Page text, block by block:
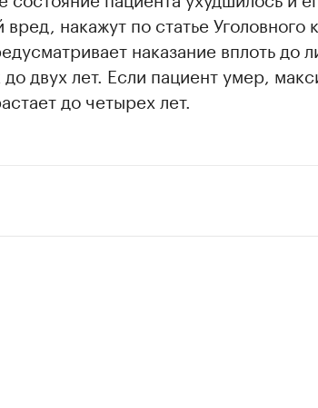
накажут по статье
наказание вплоть до
двух лет. Если пациент умер,
до четырех лет.